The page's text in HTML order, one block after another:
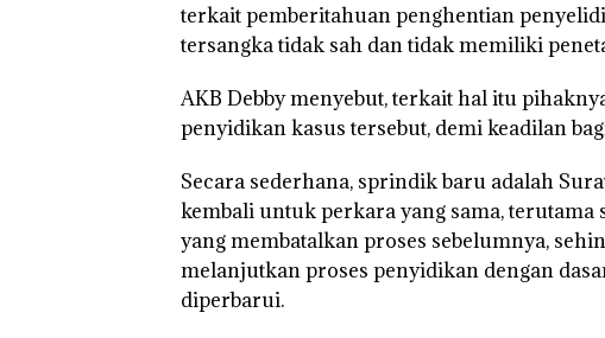
terkait pemberitahuan penghentian
tersangka tidak sah dan tidak memiliki
AKB Debby menyebut, terkait hal itu
penyidikan kasus tersebut, demi keadilan
Secara sederhana, sprindik baru adalah
kembali untuk perkara yang sama,
yang membatalkan proses sebelumnya,
melanjutkan proses penyidikan dengan
diperbarui.